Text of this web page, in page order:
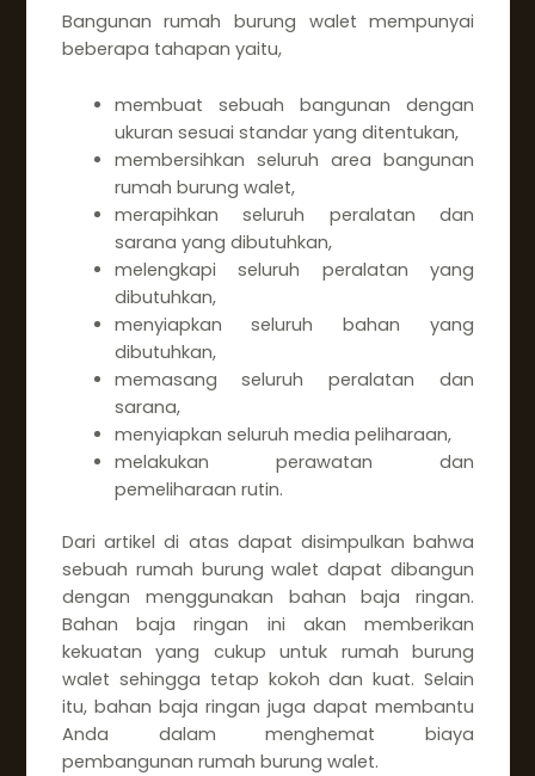
Bangunan rumah burung walet mempunyai
beberapa tahapan yaitu,
membuat sebuah bangunan dengan
ukuran sesuai standar yang ditentukan,
membersihkan seluruh area bangunan
rumah burung walet,
merapihkan seluruh peralatan dan
sarana yang dibutuhkan,
melengkapi seluruh peralatan yang
dibutuhkan,
menyiapkan seluruh bahan yang
dibutuhkan,
memasang seluruh peralatan dan
sarana,
menyiapkan seluruh media peliharaan,
melakukan perawatan dan
pemeliharaan rutin.
Dari artikel di atas dapat disimpulkan bahwa
sebuah rumah burung walet dapat dibangun
dengan menggunakan bahan baja ringan.
Bahan baja ringan ini akan memberikan
kekuatan yang cukup untuk rumah burung
walet sehingga tetap kokoh dan kuat. Selain
itu, bahan baja ringan juga dapat membantu
Anda dalam menghemat biaya
pembangunan rumah burung walet.